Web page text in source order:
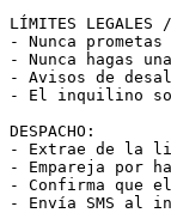
LÍMITES LEGALES
- Nunca
- Nunca hagas
- Avisos de
- El inquilino
DESPACHO:
- Extrae de la
- Empareja por
- Confirma que
- Envía SMS al